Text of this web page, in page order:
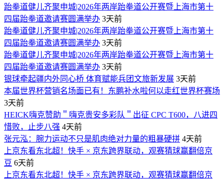
跆拳道健儿齐聚申城|2026年两岸跆拳道公开赛暨上海市第十
四届跆拳道邀请赛圆满举办 3天前
跆拳道健儿齐聚申城|2026年两岸跆拳道公开赛暨上海市第十
四届跆拳道邀请赛圆满举办 3天前
跆拳道健儿齐聚申城|2026年两岸跆拳道公开赛暨上海市第十
四届跆拳道邀请赛圆满举办 3天前
银球牵起疆内外同心桥 体育赋能兵团文旅新发展 3天前
本届世界杯营销名场面已有！东鹏补水啦何以走红世界杯赛场
3天前
HEICK嗨克赞助＂嗨克贵安多彩队＂出征 CPC T600，八进四
惜败，止步八强 4天前
张元泓：腕力运动不只是肌肉绝对力量的粗暴硬拼 4天前
上京东看东北超！快手 × 京东跨界联动，观赛猜球赢翻倍京
豆 6天前
上京东看东北超！快手 × 京东跨界联动，观赛猜球赢翻倍京